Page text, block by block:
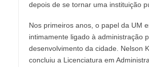
depois de se tornar uma instituição
Nos primeiros anos, o papel da UM
intimamente ligado à administração
desenvolvimento da cidade. Nelson
concluiu a Licenciatura em